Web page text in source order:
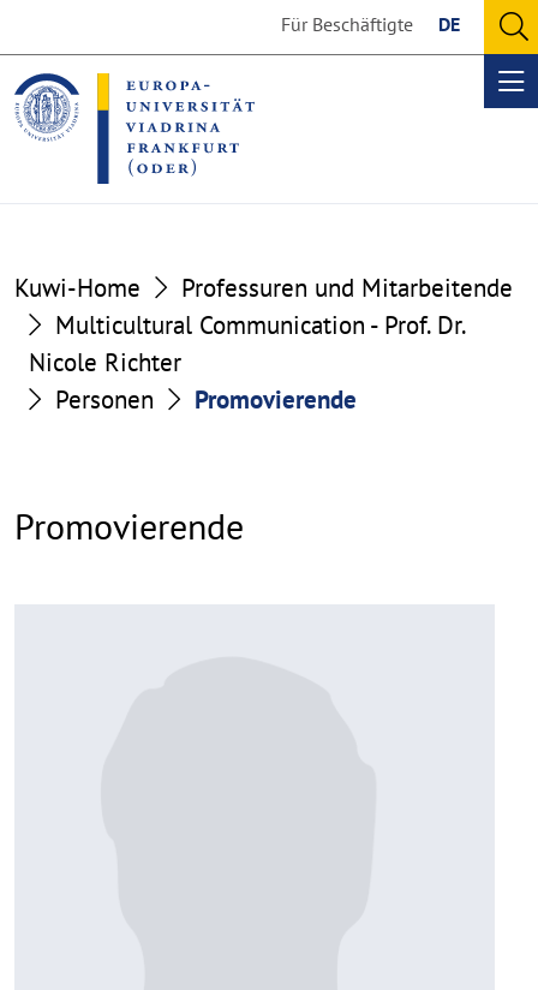
the
content
section
the
footer
section
Für Beschäftigte DE
Kuwi-Home
Professuren und Mitarbeitende
Multicultural Communication - Prof. Dr.
Nicole Richter
Personen
Promovierende
Promovierende